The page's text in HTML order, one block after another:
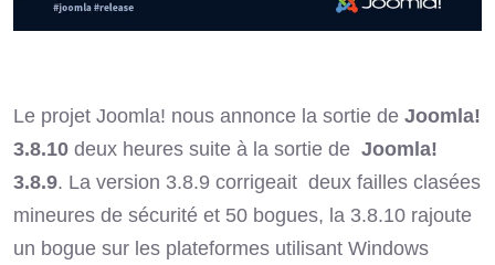
Le projet Joomla! nous annonce la sortie de Joomla!
3.8.10 deux heures suite à la sortie de Joomla!
3.8.9. La version 3.8.9 corrigeait deux failles clasées
mineures de sécurité et 50 bogues, la 3.8.10 rajoute
un bogue sur les plateformes utilisant Windows